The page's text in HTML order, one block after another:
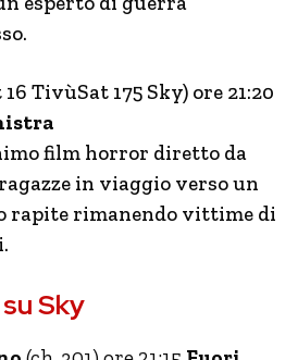
TivùSat 175 Sky) ore 21:20
film horror diretto da
in viaggio verso un
rapite rimanendo vittime di
Sky